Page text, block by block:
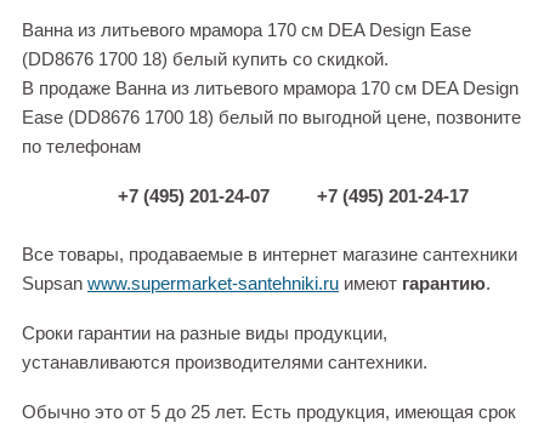
Ванна из литьевого мрамора 170 см DEA Design Ease
(DD8676 1700 18) белый купить со скидкой.
В продаже Ванна из литьевого мрамора 170 см DEA Design
Ease (DD8676 1700 18) белый по выгодной цене, позвоните
по телефонам
+7 (495) 201-24-07 +7 (495) 201-24-17
Все товары, продаваемые в интернет магазине сантехники
Supsan www.supermarket-santehniki.ru имеют гарантию.
Сроки гарантии на разные виды продукции,
устанавливаются производителями сантехники.
Обычно это от 5 до 25 лет. Есть продукция, имеющая срок